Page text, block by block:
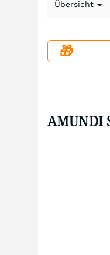
Übersicht
🎁
AMUNDI